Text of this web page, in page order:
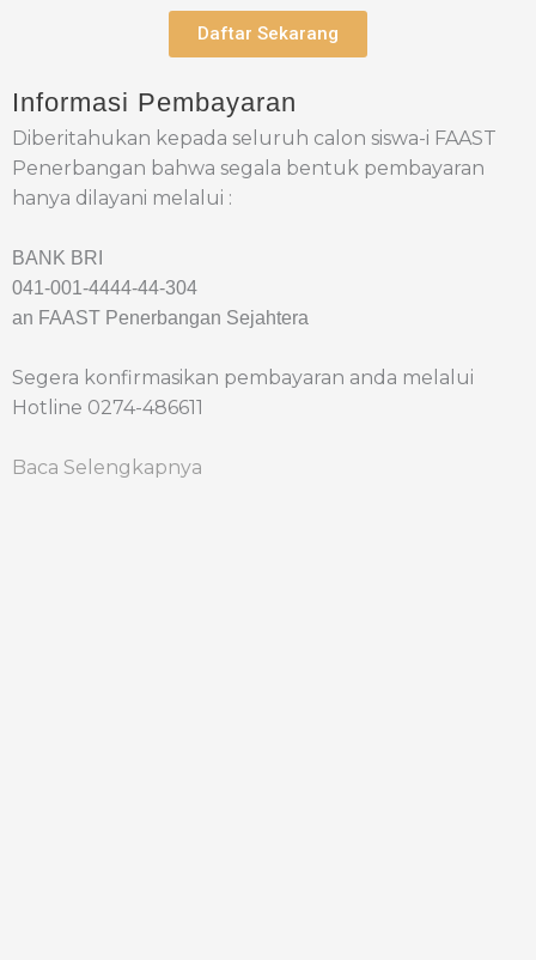
Daftar Sekarang
Informasi Pembayaran
Diberitahukan kepada seluruh calon siswa-i FAAST
Penerbangan bahwa segala bentuk pembayaran
hanya dilayani melalui :
BANK BRI
041-001-4444-44-304
an FAAST Penerbangan Sejahtera
Segera konfirmasikan pembayaran anda melalui
Hotline 0274-486611
Baca Selengkapnya